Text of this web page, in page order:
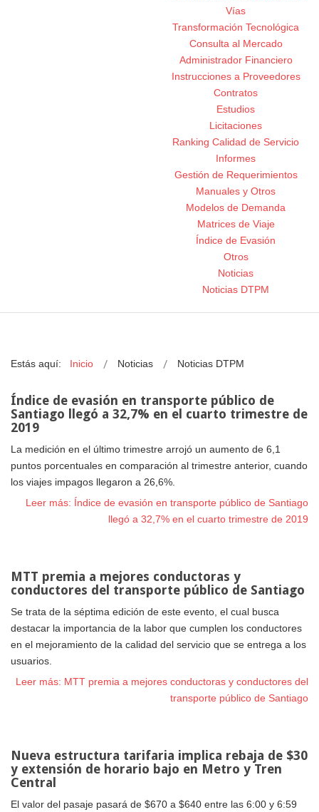
Vías
Transformación Tecnológica
Consulta al Mercado
Administrador Financiero
Instrucciones a Proveedores
Contratos
Estudios
Licitaciones
Ranking Calidad de Servicio
Informes
Gestión de Requerimientos
Manuales y Otros
Modelos de Demanda
Matrices de Viaje
Índice de Evasión
Otros
Noticias
Noticias DTPM
Estás aquí: Inicio Noticias Noticias DTPM
Índice de evasión en transporte público de
Santiago llegó a 32,7% en el cuarto trimestre de
2019
La medición en el último trimestre arrojó un aumento de 6,1
puntos porcentuales en comparación al trimestre anterior, cuando
los viajes impagos llegaron a 26,6%.
Leer más: Índice de evasión en transporte público de Santiago
llegó a 32,7% en el cuarto trimestre de 2019
MTT premia a mejores conductoras y
conductores del transporte público de Santiago
Se trata de la séptima edición de este evento, el cual busca
destacar la importancia de la labor que cumplen los conductores
en el mejoramiento de la calidad del servicio que se entrega a los
usuarios.
Leer más: MTT premia a mejores conductoras y conductores del
transporte público de Santiago
Nueva estructura tarifaria implica rebaja de $30
y extensión de horario bajo en Metro y Tren
Central
El valor del pasaje pasará de $670 a $640 entre las 6:00 y 6:59